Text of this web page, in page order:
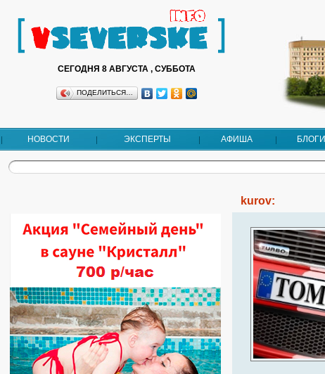
СЕГОДНЯ 8 АВГУСТА , СУББОТА
ПОДЕЛИТЬСЯ…
НОВОСТИ ЭКСПЕРТЫ АФИША БЛОГИ
kurov: